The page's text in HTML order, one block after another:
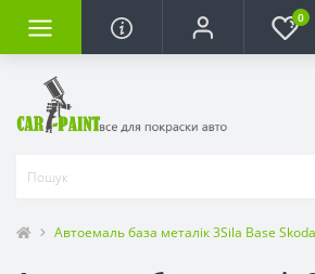
0
Автоемаль база металік 3Sila Base